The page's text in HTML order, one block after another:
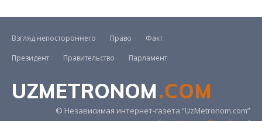
Взгляд непостороннего Право
Факт
Президент
Правительство Парламент
UZMETRONOM.COM
© Независимая интернет-газета “UzMetronom.com”